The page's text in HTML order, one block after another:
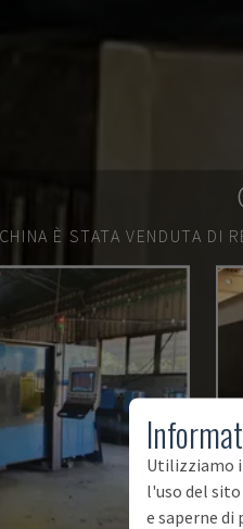
È STATA VENDUTA DI
Utilizziamo
l'uso del
e saperne